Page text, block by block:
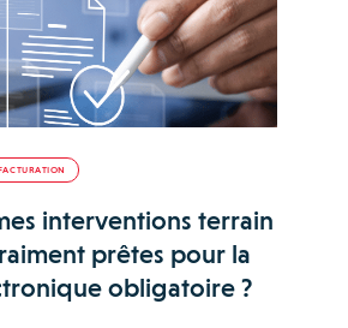
interventions terrain
prêtes pour la
obligatoire ?